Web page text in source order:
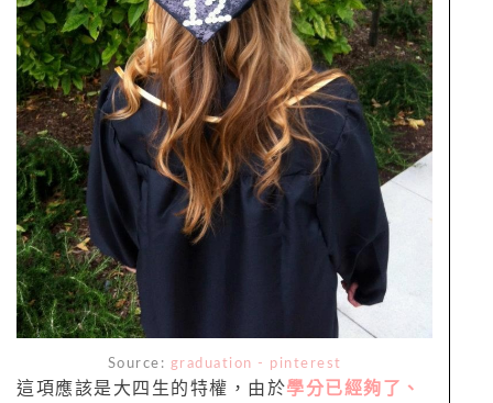
Source: graduation - pinterest
這項應該是大四生的特權，由於學分已經夠了、